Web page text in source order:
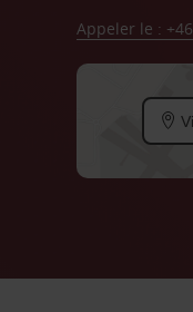
Appeler le :